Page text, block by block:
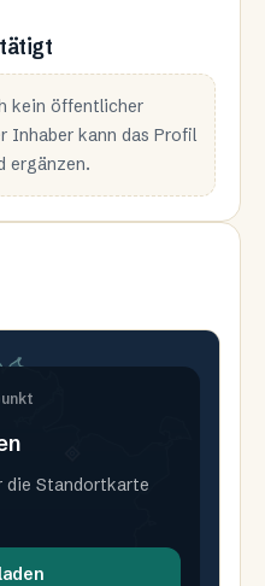
kein öffentlicher
kann das Profil
ergänzen.
die Standortkarte